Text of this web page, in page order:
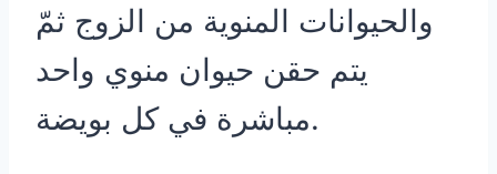
والحيوانات المنوية من الزوج ثمّ
يتم حقن حيوان منوي واحد
مباشرة في كل بويضة.